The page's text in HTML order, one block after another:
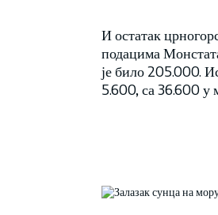
И остатак
подацима
је било 205.000.
5.600, са 36.600 у